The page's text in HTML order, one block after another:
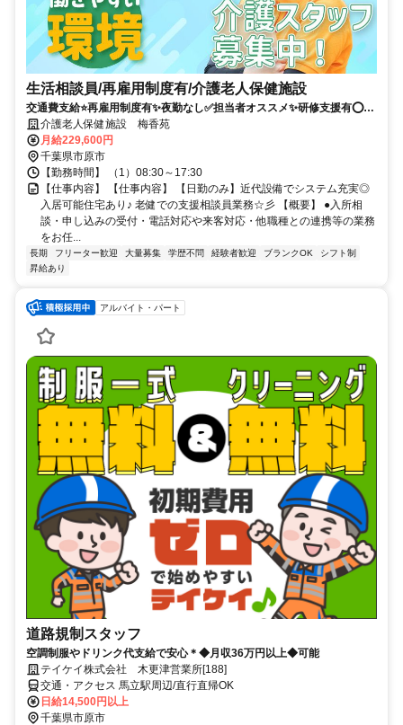
生活相談員/再雇用制度有/介護老人保健施設
交通費支給⭐️再雇用制度有✨夜勤なし✅️担当者オススメ✨研修支援有⭕️経
験者優遇✨車通勤ＯＫ
介護老人保健施設 梅香苑
月給229,600円
千葉県市原市
【勤務時間】 （1）08:30～17:30
【仕事内容】 【仕事内容】 【日勤のみ】近代設備でシステム充実◎
入居可能住宅あり♪ 老健での支援相談員業務☆彡 【概要】 ●入所相
談・申し込みの受付・電話対応や来客対応・他職種との連携等の業務
をお任...
長期 フリーター歓迎 大量募集 学歴不問 経験者歓迎 ブランクOK
シフト制
昇給あり
アルバイト・パート
道路規制スタッフ
空調制服やドリンク代支給で安心＊◆月収36万円以上◆可能
テイケイ株式会社 木更津営業所[188]
交通・アクセス 馬立駅周辺/直行直帰OK
日給14,500円以上
千葉県市原市